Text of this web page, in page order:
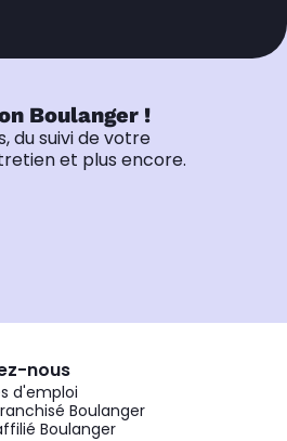
Boulanger !
du suivi de votre
et plus encore.
nous
d'emploi
Boulanger
Boulanger